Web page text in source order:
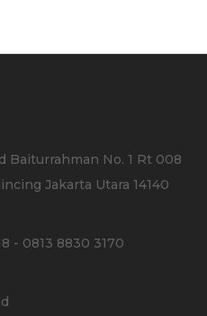
Baiturrahman No. 1 Rt 008
Jakarta Utara 14140
- 0813 8830 3170